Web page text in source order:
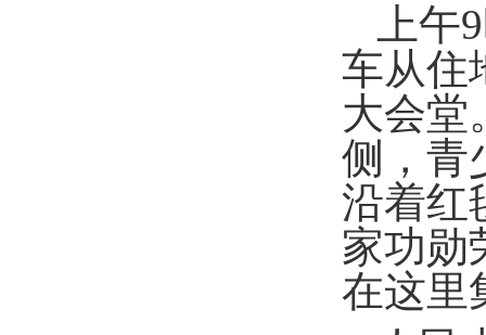
上
车从住
大会堂
侧，青
沿着红
家功勋
在这里